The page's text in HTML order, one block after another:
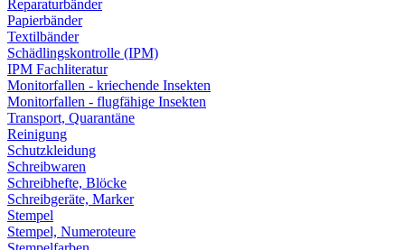
Reparaturbänder
Papierbänder
Textilbänder
Schädlingskontrolle (IPM)
IPM Fachliteratur
Monitorfallen - kriechende Insekten
Monitorfallen - flugfähige Insekten
Transport, Quarantäne
Reinigung
Schutzkleidung
Schreibwaren
Schreibhefte, Blöcke
Schreibgeräte, Marker
Stempel
Stempel, Numeroteure